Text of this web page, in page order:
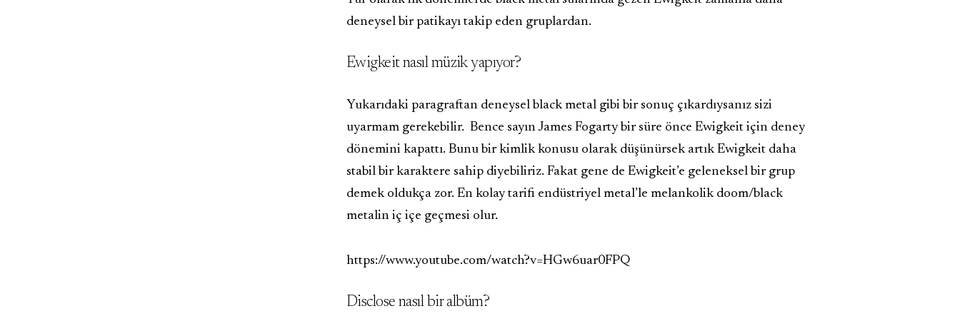
deneysel bir patikayı takip eden gruplardan.
Ewigkeit nasıl müzik yapıyor?
Yukarıdaki paragraftan deneysel black metal gibi bir sonuç çıkardıysanız sizi
uyarmam gerekebilir. Bence sayın James Fogarty bir süre önce Ewigkeit için deney
dönemini kapattı. Bunu bir kimlik konusu olarak düşünürsek artık Ewigkeit daha
stabil bir karaktere sahip diyebiliriz. Fakat gene de Ewigkeit’e geleneksel bir grup
demek oldukça zor. En kolay tarifi endüstriyel metal’le melankolik doom/black
metalin iç içe geçmesi olur.
https://www.youtube.com/watch?v=HGw6uar0FPQ
Disclose nasıl bir albüm?